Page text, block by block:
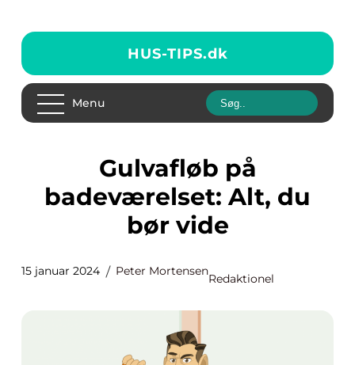
HUS-TIPS.dk
Menu
Gulvafløb på
badeværelset: Alt, du
bør vide
15 januar 2024 Peter Mortensen
Redaktionel